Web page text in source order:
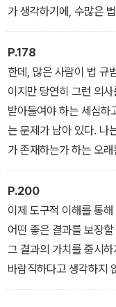
오지 않을 것이다. 이는
는 비非복지주의자 사
가 생각하기에, 수많은
에 무관심해진 것은 이
나 현행법의 내용에 관한
달라질 것이다.
P.178
한데, 많은 사람이 법 규
이지만 당연히 그런 의
받아들여야 하는 세심하
는 문제가 남아 있다. 나
가 존재하는가 하는 오
제에 대한 답은 우리의
야 하는 어떤 확고한 도
분명 중요하기 때문이다.
P.200
이제 도구적 이해를 통
어떤 좋은 결과를 보장
그 결과의 가치를 중시
바람직하다고 생각하지